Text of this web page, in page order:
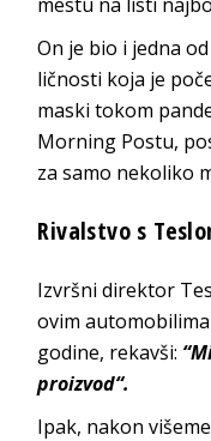
On je bio i jedna
ličnosti koja je
maski tokom
Morning Postu,
za samo nekoliko
Rivalstvo s
Izvršni direktor
ovim
godine, rekavši:
proizvod“.
Ipak, nakon